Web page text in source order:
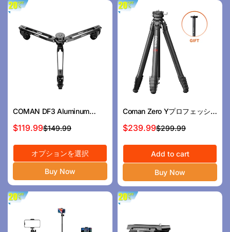
COMAN DF3 Aluminum
Alloy Monopod Dolly 30kg /
66.1 lbs Load 360° Silent
Wheels Quick Lock
Compatible
セ
ー
ス
プ
ラ
イ
$119.99
通
常
格
$149.99
オプションを選択
Buy Now
Coman Zero Yプロフェッシ
ョナルトラベルカーボンファ
イバー三脚、360°ボールヘッ
ド、DSLRのArca Swiss
セ
ー
ス
プ
ラ
イ
$239.99
通
常
格
$299.99
Add to cart
Buy Now
Confirm your age
Are you 18 years old or older?
Yes, I am